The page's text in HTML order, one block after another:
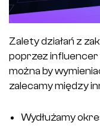
Zalety działań z
poprzez
można by
zalecamy między
Wydłużamy